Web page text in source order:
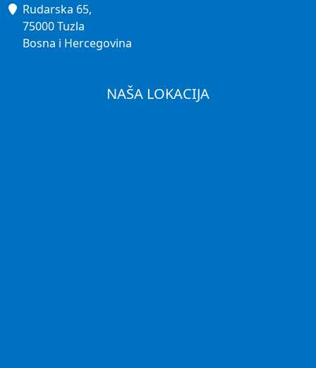
Rudarska 65,
75000 Tuzla
Bosna i Hercegovina
NAŠA LOKACIJA